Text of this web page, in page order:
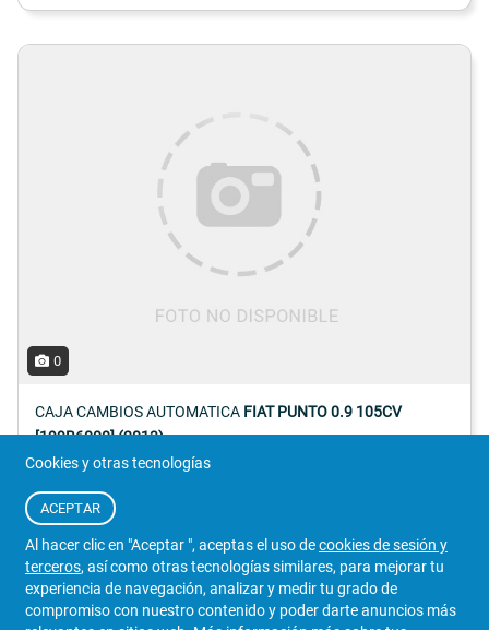
0
CAJA CAMBIOS AUTOMATICA FIAT PUNTO 0.9 105CV
[199B6000] (2013)
Referencia: 199B6000
CONSULTAR
Iva Incluido 1761757/192
VENDEDOR
Cookies y otras tecnologías
ACEPTAR
Al hacer clic en "Aceptar ", aceptas el uso decookies de sesión y
terceros, así como otras tecnologías similares, para mejorar tu
experiencia de navegación, analizar y medir tu grado de
compromiso con nuestro contenido y poder darte anuncios más